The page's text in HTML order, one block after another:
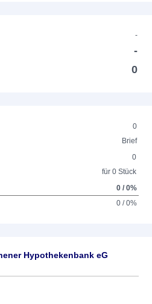
-
-
0
0
Brief
0
für 0 Stück
0 / 0%
0 / 0%
Hypothekenbank eG